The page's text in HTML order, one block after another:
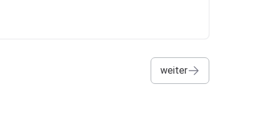
weiter